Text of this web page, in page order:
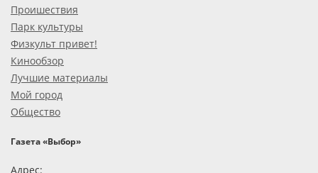
Проишествия
Парк культуры
Физкульт привет!
Кинообзор
Лучшие материалы
Мой город
Общество
Газета «Выбор»
Адрес: